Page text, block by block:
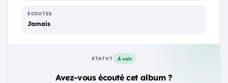
ÉCOUTES
Jamais
STATUT À voir
Avez-vous écouté cet album ?